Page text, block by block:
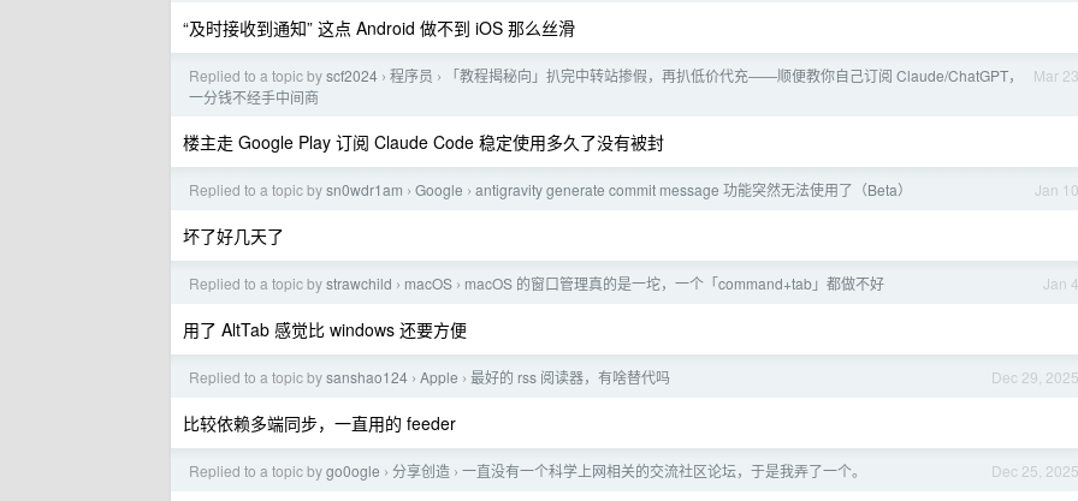
“及时接收到通知” 这点 Android 做不到 iOS 那么丝滑
Mar 23
Replied to a topic byscf2024 › 程序员 ›
「教程揭秘向」扒完中转站掺假，再扒低价代充——顺便教你自己订阅 Claude/ChatGPT，
一分钱不经手中间商
楼主走 Google Play 订阅 Claude Code 稳定使用多久了没有被封
Jan 10
Replied to a topic bysn0wdr1am › Google › antigravity generate commit message 功能突然无法使用了（Beta）
坏了好几天了
Jan 4
Replied to a topic bystrawchild › macOS › macOS 的窗口管理真的是一坨，一个「command+tab」都做不好
用了 AltTab 感觉比 windows 还要方便
Dec 29, 2025
Replied to a topic bysanshao124 › Apple › 最好的 rss 阅读器，有啥替代吗
比较依赖多端同步，一直用的 feeder
Dec 25, 2025
Replied to a topic bygo0ogle › 分享创造 › 一直没有一个科学上网相关的交流社区论坛，于是我弄了一个。